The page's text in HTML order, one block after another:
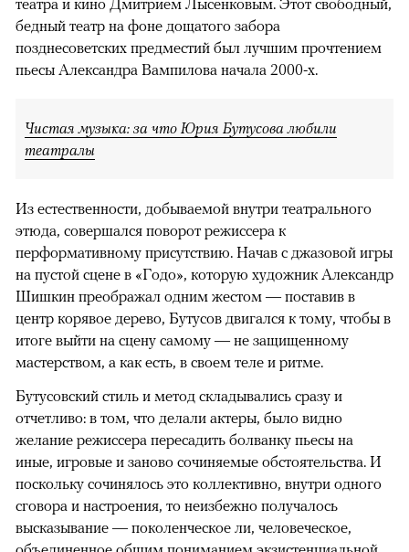
театра и кино Дмитрием Лысенковым. Этот свободный,
бедный театр на фоне дощатого забора
позднесоветских предместий был лучшим прочтением
пьесы Александра Вампилова начала 2000-х.
Чистая музыка: за что Юрия Бутусова любили
театралы
Из естественности, добываемой внутри театрального
этюда, совершался поворот режиссера к
перформативному присутствию. Начав с джазовой игры
на пустой сцене в «Годо», которую художник Александр
Шишкин преображал одним жестом — поставив в
центр корявое дерево, Бутусов двигался к тому, чтобы в
итоге выйти на сцену самому — не защищенному
мастерством, а как есть, в своем теле и ритме.
Бутусовский стиль и метод складывались сразу и
отчетливо: в том, что делали актеры, было видно
желание режиссера пересадить болванку пьесы на
иные, игровые и заново сочиняемые обстоятельства. И
поскольку сочинялось это коллективно, внутри одного
сговора и настроения, то неизбежно получалось
высказывание — поколенческое ли, человеческое,